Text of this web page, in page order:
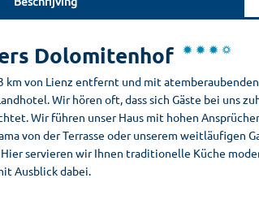
Dolomitenhof
km von Lienz entfernt und mit
Wir hören oft, dass sich Gäste bei uns
Wir führen unser Haus mit hohen
von der Terrasse oder unserem
servieren wir Ihnen traditionelle Küche
Ausblick dabei.